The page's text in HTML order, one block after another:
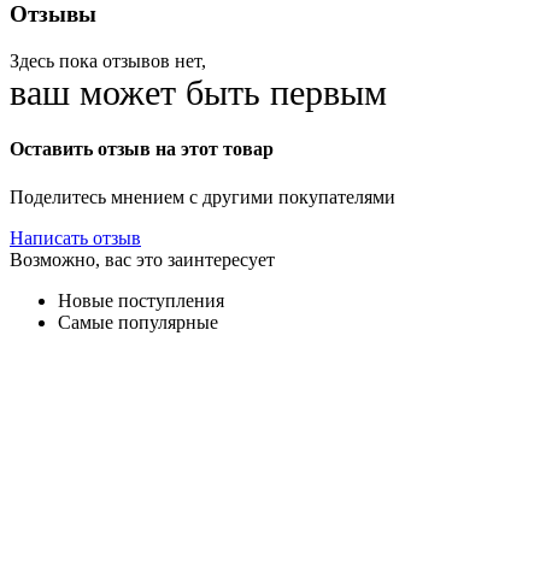
Отзывы
Здесь пока отзывов нет,
ваш может быть первым
Оставить отзыв на этот товар
Поделитесь мнением с другими покупателями
Написать отзыв
Возможно, вас это заинтересует
Новые поступления
Самые популярные